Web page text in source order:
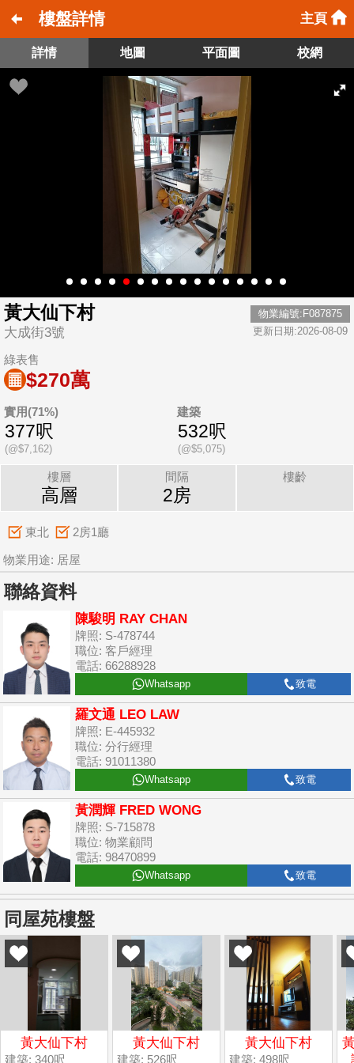
樓盤詳情 主頁
詳情 地圖 平面圖 校網
黃大仙下村
大成街3號
物業編號:F087875
更新日期:2026-08-09
綠表售
$270萬
實用(71%)
377呎
(@$7,162)
建築
532呎
(@$5,075)
樓層
高層
間隔
2房
樓齡
東北 2房1廳
物業用途: 居屋
聯絡資料
陳駿明 RAY CHAN
牌照: S-478744
職位: 客戶經理
電話: 66288928
Whatsapp 致電
羅文通 LEO LAW
牌照: E-445932
職位: 分行經理
電話: 91011380
Whatsapp 致電
黃潤輝 FRED WONG
牌照: S-715878
職位: 物業顧問
電話: 98470899
Whatsapp 致電
同屋苑樓盤
黃大仙下村
建築: 340呎
黃大仙下村
建築: 526呎
黃大仙下村
建築: 498呎